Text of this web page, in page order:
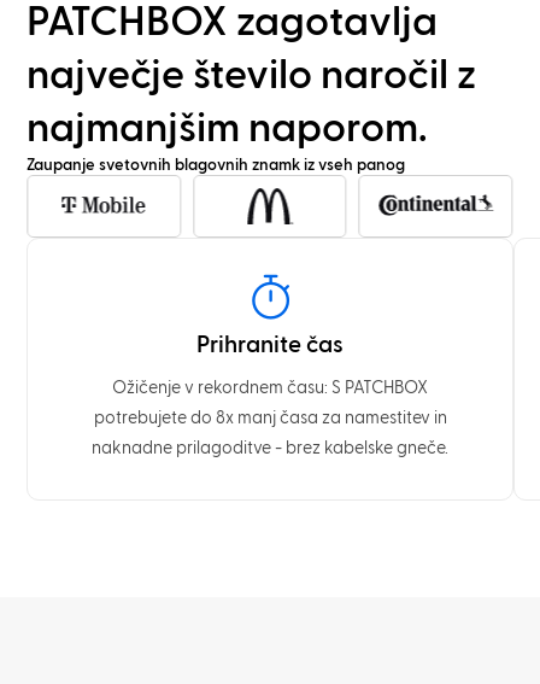
PATCHBOX zagotavlja
največje število naročil z
najmanjšim naporom.
Zaupanje svetovnih blagovnih znamk iz vseh panog
Prihranite čas
Ožičenje v rekordnem času: S PATCHBOX
potrebujete do 8x manj časa za namestitev in
naknadne prilagoditve - brez kabelske gneče.